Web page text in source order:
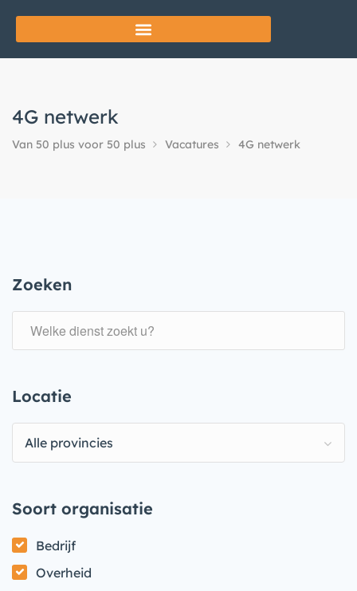
4G netwerk
Van 50 plus voor 50 plus Vacatures 4G netwerk
Zoeken
Locatie
Alle provincies
Soort organisatie
Bedrijf
Overheid